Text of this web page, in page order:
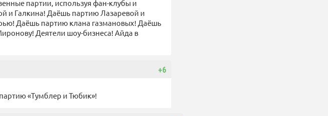
партии, используя фан-клубы и
и Галкина! Даёшь партию Лазаревой и
Даёшь партию клана газмановых! Даёшь
Деятели шоу-бизнеса! Айда в
+6
«Тумблер и Тюбик»!